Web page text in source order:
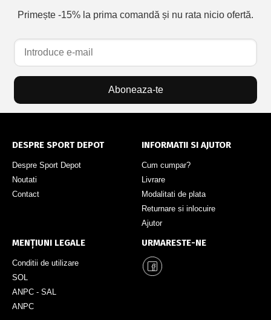
Primește -15% la prima comandă și nu rata nicio ofertă.
Aboneaza-te
DESPRE SPORT DEPOT
Despre Sport Depot
Noutati
Contact
INFORMATII SI AJUTOR
Cum cumpar?
Livrare
Modalitati de plata
Returnare si inlocuire
Ajutor
MENȚIUNI LEGALE
Conditii de utilizare
SOL
ANPC - SAL
ANPC
URMARESTE-NE